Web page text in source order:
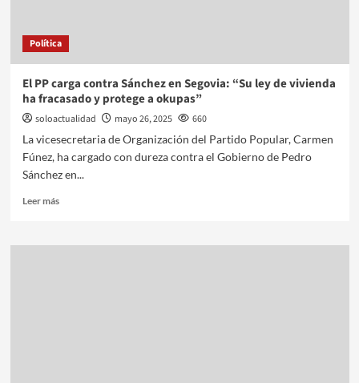
Política
El PP carga contra Sánchez en Segovia: “Su ley de vivienda
ha fracasado y protege a okupas”
soloactualidad mayo 26, 2025
660
La vicesecretaria de Organización del Partido Popular, Carmen
Fúnez, ha cargado con dureza contra el Gobierno de Pedro
Sánchez en...
Leer más